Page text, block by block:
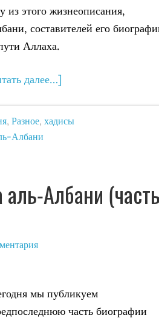
из этого жизнеописания,
составителей его
Аллаха.
далее…]
, Разное, хадисы
Албани
Албани
мы публикуем
часть биографии